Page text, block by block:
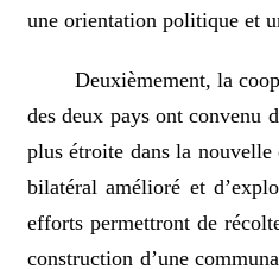
une orientation politique et
Deuxièmement, la
des deux pays ont convenu
plus étroite dans la
bilatéral amélioré et
efforts permettront de
construction d’une